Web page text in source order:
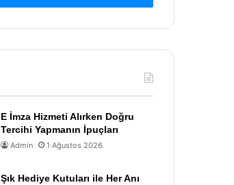
E İmza Hizmeti Alırken Doğru
Tercihi Yapmanın İpuçları
Admin 1 Ağustos 2026
Şık Hediye Kutuları ile Her Anı